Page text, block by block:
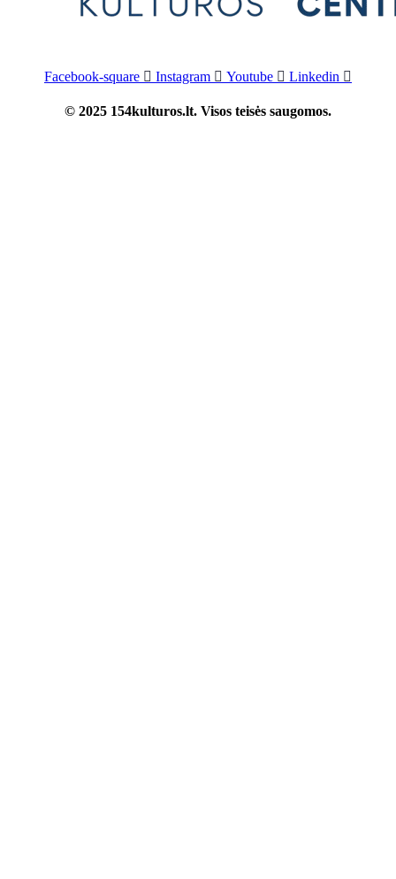
Facebook-square Instagram Youtube Linkedin
© 2025 154kulturos.lt. Visos teisės saugomos.